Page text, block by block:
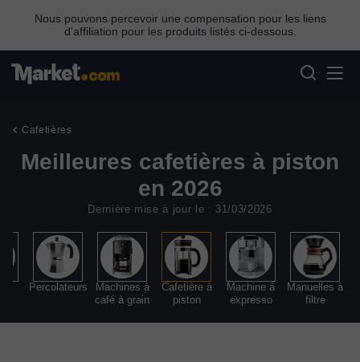
Nous pouvons percevoir une compensation pour les liens
d'affiliation pour les produits listés ci-dessous.
Cafetières
Meilleures cafetières à piston
en 2026
Dernière mise à jour le : 31/03/2026
Percolateurs
Machines à
café à grain
Cafetière à
piston
Machine à
expresso
Manuelles à
filtre